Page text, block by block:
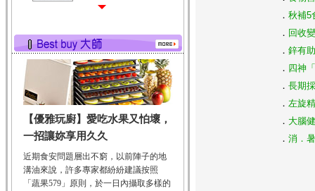
有蛋白質、脂肪、磷...
鮪魚
鮪魚肚肉中的不飽和脂
肪酸內富含EPA和DH...
韭菜
韭菜所含的膳食纖維能
幫助消化與通便；揮...
冬瓜
冬瓜營養價值高，鈉含
量極低是水腫病人的...
【優雅玩廚】愛吃水果又怕壞，
一招讓妳享用久久
近期食安問題層出不窮，以前陣子的地
溝油來說，許多專家都紛紛建議按照
「蔬果579」原則，於一日內攝取多樣的
． 秋補5
． 回收
． 鋅有
． 四神
． 長期
． 左旋
． 大腦
． 消．